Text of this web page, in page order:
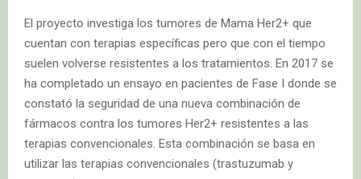
El proyecto investiga los tumores de Mama Her2+ que
cuentan con terapias específicas pero que con el tiempo
suelen volverse resistentes a los tratamientos. En 2017 se
ha completado un ensayo en pacientes de Fase I donde se
constató la seguridad de una nueva combinación de
fármacos contra los tumores Her2+ resistentes a las
terapias convencionales. Esta combinación se basa en
utilizar las terapias convencionales (trastuzumab y